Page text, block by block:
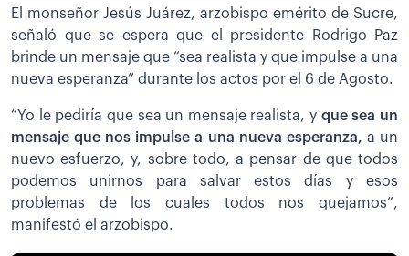
El monseñor Jesús Juárez, arzobispo emérito de Sucre,
señaló que se espera que el presidente Rodrigo Paz
brinde un mensaje que “sea realista y que impulse a una
nueva esperanza” durante los actos por el 6 de Agosto.
“Yo le pediría que sea un mensaje realista, y que sea un
mensaje que nos impulse a una nueva esperanza, a un
nuevo esfuerzo, y, sobre todo, a pensar de que todos
podemos unirnos para salvar estos días y esos
problemas de los cuales todos nos quejamos”,
manifestó el arzobispo.